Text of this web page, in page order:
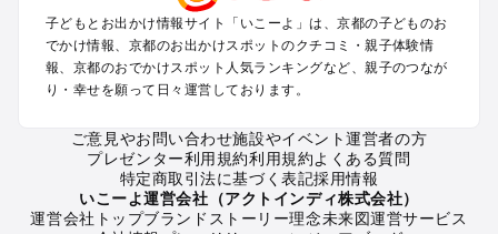
福知山・綾部のプールお出かけ
亀岡・湯の花・美山・丹波のプールお出かけ
嵐山・嵯峨野・高雄のプールお出かけ
烏丸・二条城・北野天満宮のプールお出かけ
清水寺・祇園・東山・金閣寺・北白川周辺のプールお出かけ
大原・鞍馬・貴船のプールお出かけ
京都の定番お出かけスポット
子どもとお出かけ情報サイト「いこーよ」は、京都の子どものお
でかけ情報、京都のお出かけスポットのクチコミ・親子体験情
報、京都のおでかけスポット人気ランキングなど、親子のつなが
り・幸せを願って日々運営しております。
ご意見やお問い合わせ施設やイベント運営者の方
プレゼンター利用規約利用規約よくある質問
特定商取引法に基づく表記採用情報
いこーよ運営会社（アクトインディ株式会社）
運営会社トップブランドストーリー理念未来図運営サービス